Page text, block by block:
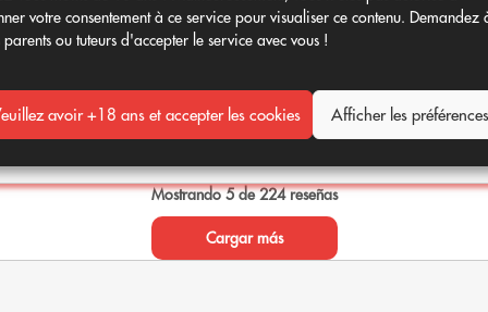
votre consentement à ce service pour visualiser ce contenu. Demandez
parents ou tuteurs d'accepter le service avec vous !
avoir +18 ans et accepter les cookies Afficher les
Mostrando 5 de 224 reseñas
Cargar más